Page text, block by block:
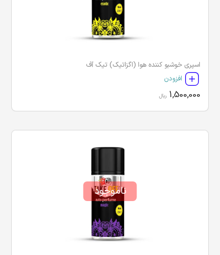
اسپری خوشبو کننده هوا (اگزاتیک) تیک آف
افزودن
1,500,000 ریال
ناموجود